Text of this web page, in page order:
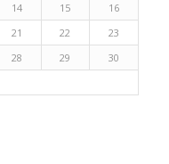
14 15
16
21 22
23
28 29
30